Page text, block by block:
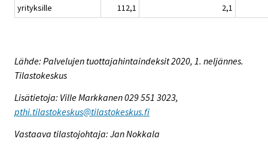
yrityksille
112,1 2,1
Lähde: Palvelujen tuottajahintaindeksit 2020, 1. neljännes.
Tilastokeskus
Lisätietoja: Ville Markkanen 029 551 3023,
pthi.tilastokeskus@tilastokeskus.fi
Vastaava tilastojohtaja: Jan Nokkala